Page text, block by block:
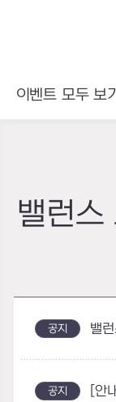
엑사스케일
이벤트 모두 보기
밸런스
공지 밸
공지 [안